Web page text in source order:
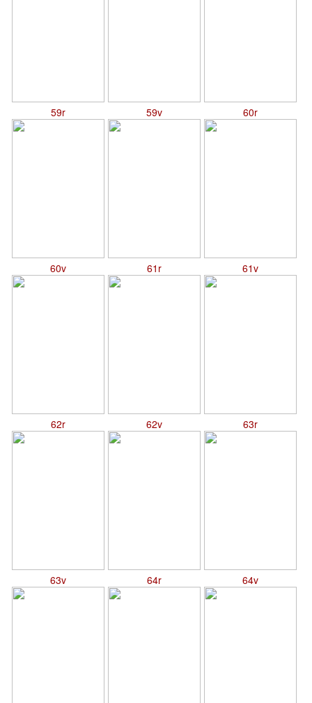
59r 59v 60r
60v 61r 61v
62r 62v 63r
63v 64r 64v